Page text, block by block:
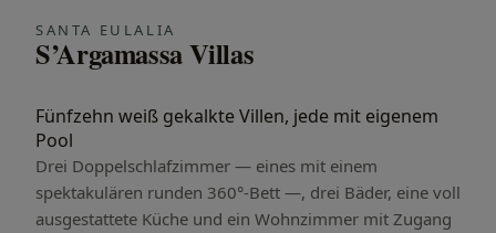
SANTA EULALIA
S’Argamassa Villas
Fünfzehn weiß gekalkte Villen, jede mit eigenem
Pool
Drei Doppelschlafzimmer — eines mit einem
spektakulären runden 360°-Bett —, drei Bäder, eine voll
ausgestattete Küche und ein Wohnzimmer mit Zugang